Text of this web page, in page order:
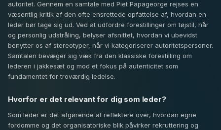
autoritet. Gennem en samtale med Piet Papageorge rejses en
væsentlig kritik af den ofte ensrettede opfattelse af, hvordan en
leder bør tage sig ud. Ved at udfordre forestillinger om tøjstil, hår
og personlig udstråling, belyser afsnittet, hvordan vi ubevidst
benytter os af stereotyper, når vi kategoriserer autoritetspersoner.
Samtalen bevæger sig væk fra den klassiske forestilling om
lederen i jakkesæt og mod et fokus på autenticitet som
fundamentet for troværdig ledelse.
Hvorfor er det relevant for dig som leder?
Som leder er det afgørende at reflektere over, hvordan egne
fordomme og det organisatoriske blik påvirker rekruttering og